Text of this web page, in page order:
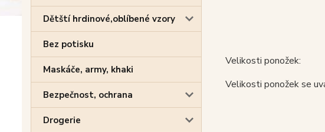
Dětští hrdinové,oblíbené vzory
Bez potisku
Maskáče, army, khaki
Bezpečnost, ochrana
Drogerie
Velikosti ponožek:
Velikosti ponožek se